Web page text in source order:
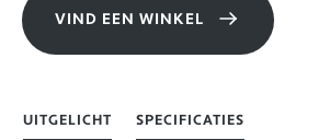
VIND EEN WINKEL
UITGELICHT SPECIFICATIES